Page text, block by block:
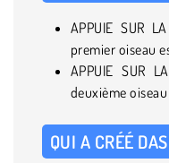
APPUIE SUR
premier oiseau
APPUIE SUR
deuxième
QUI A CRÉÉ